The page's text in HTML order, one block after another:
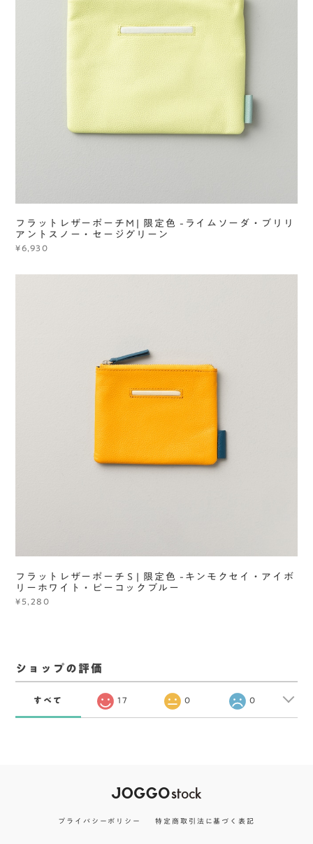
フラットレザーポーチＭ| 限定色 -ライムソーダ・ブリリ
アントスノー・セージグリーン
¥6,930
フラットレザーポーチＳ| 限定色 -キンモクセイ・アイボ
リーホワイト・ピーコックブルー
¥5,280
ショップの評価
すべて 17 0 0
プライバシーポリシー 特定商取引法に基づく表記